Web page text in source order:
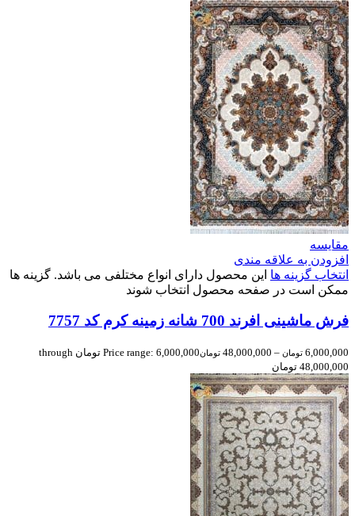
مقایسه
افزودن به علاقه مندی
انتخاب گزینه ها این محصول دارای انواع مختلفی می باشد. گزینه ها
ممکن است در صفحه محصول انتخاب شوند
فرش ماشینی افرند 700 شانه زمینه کرم کد 7757
6,000,000 تومان –
48,000,000 تومان
Price range: 6,000,000 تومان through
48,000,000 تومان